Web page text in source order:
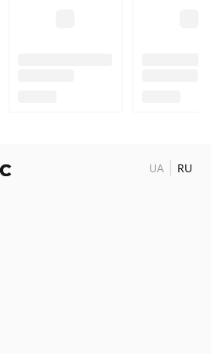
UA RU